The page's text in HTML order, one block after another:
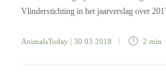
Vlinderstichting in het jaarverslag over
AnimalsToday | 30 03 2018 2 min